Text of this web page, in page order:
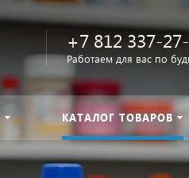
+7 812 337-
Работаем для вас по
КАТАЛОГ ТОВАРОВ